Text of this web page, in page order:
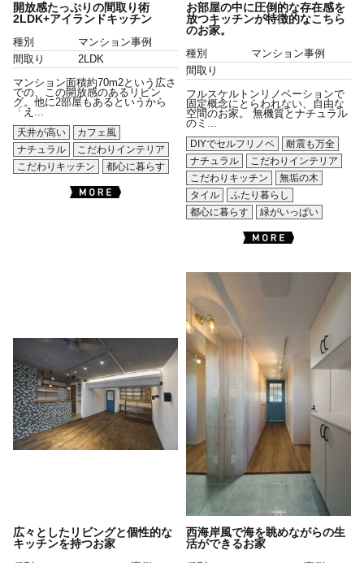
開放感たっぷりの間取り術
2LDK+アイランドキッチン
種別
マンション事例
間取り
2LDK
マンション面積約70m2という広さ
での、この開放感のあるリビン
グ。他に2部屋もあるというから
「え...
天井が高い
カフェ風
ナチュラル
こだわりインテリア
こだわりキッチン
都心に暮らす
お部屋の中に圧倒的な存在感を
放つキッチンが特徴的なこちら
のお家。
種別
マンション事例
間取り
フルスケルトンリノベーションで
固定概念にとらわれない、自由な
空間のお家。 無機質とナチュラル
のミ...
DIYでセルフリノベ
耐震も万全
ナチュラル
こだわりインテリア
こだわりキッチン
無垢の木
タイル
ふたり暮らし
都心に暮らす
緑がいっぱい
広々としたリビングと個性的な
キッチンを持つお家
西海岸風で海を眺めながらの生
活ができるお家